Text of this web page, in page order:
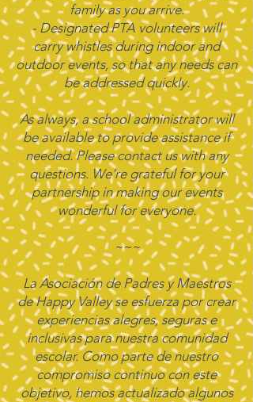
family as you arrive.
- Designated PTA volunteers will
carry whistles during indoor and
outdoor events, so that any needs can
be addressed quickly.
As always, a school administrator will
be available to provide assistance if
needed. Please contact us with any
questions. We're grateful for your
partnership in making our events
wonderful for everyone.
~~~
La Asociación de Padres y Maestros
de Happy Valley se esfuerza por crear
experiencias alegres, seguras e
inclusivas para nuestra comunidad
escolar. Como parte de nuestro
compromiso continuo con este
objetivo, hemos actualizado algunos